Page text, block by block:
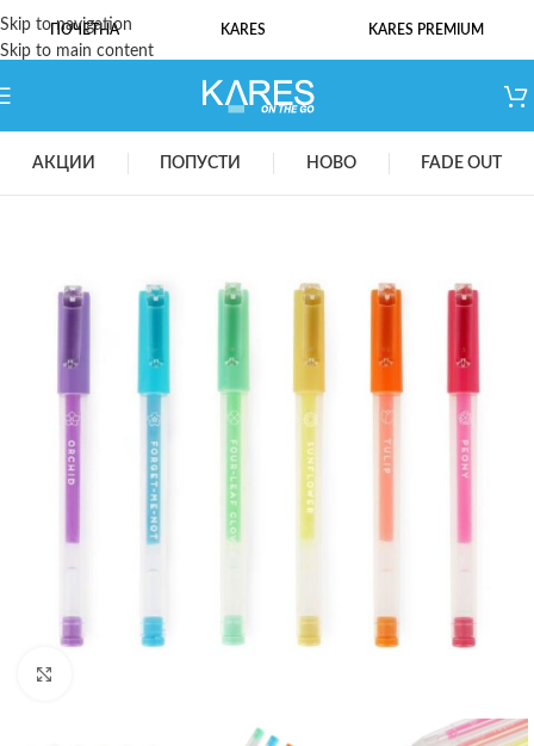
Skip to navigation
Skip to main content
ПОЧЕТНА KARES KARES PREMIUM
АКЦИИ ПОПУСТИ НОВО FADE OUT